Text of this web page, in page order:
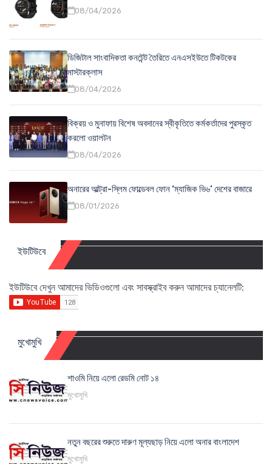
08/04/2026
ডিজিটাল সাংবাদিকতা কনটেন্ট তৈরিতে এনএসইউতে টিকটকের
মাস্টারক্লাস
08/04/2026
বিক্রয় ও মুনাফায় বিশেষ অবদানের স্বীকৃতিতে কর্মকর্তাদের পুরস্কৃত
করলো ওয়ালটন
08/04/2026
অনারের আল্ট্রা-স্লিম ফোল্ডেবল ফোন ‘ম্যাজিক ভি৬’ দেশের বাজারে
08/01/2026
ইউটিউবে
ইউটিউবে দেখুন আমাদের ভিডিওগুলো এবং সাবস্ক্রাইব করুন আমাদের চ্যানেলটি:
মুখোমুখি
শাওমি নিয়ে এলো রেডমি নোট ১৪
মুখোমুখি
নতুন বছরের শুরুতে দারুণ মূল্যছাড় নিয়ে এলো অনার বাংলাদেশ
মুখোমুখি